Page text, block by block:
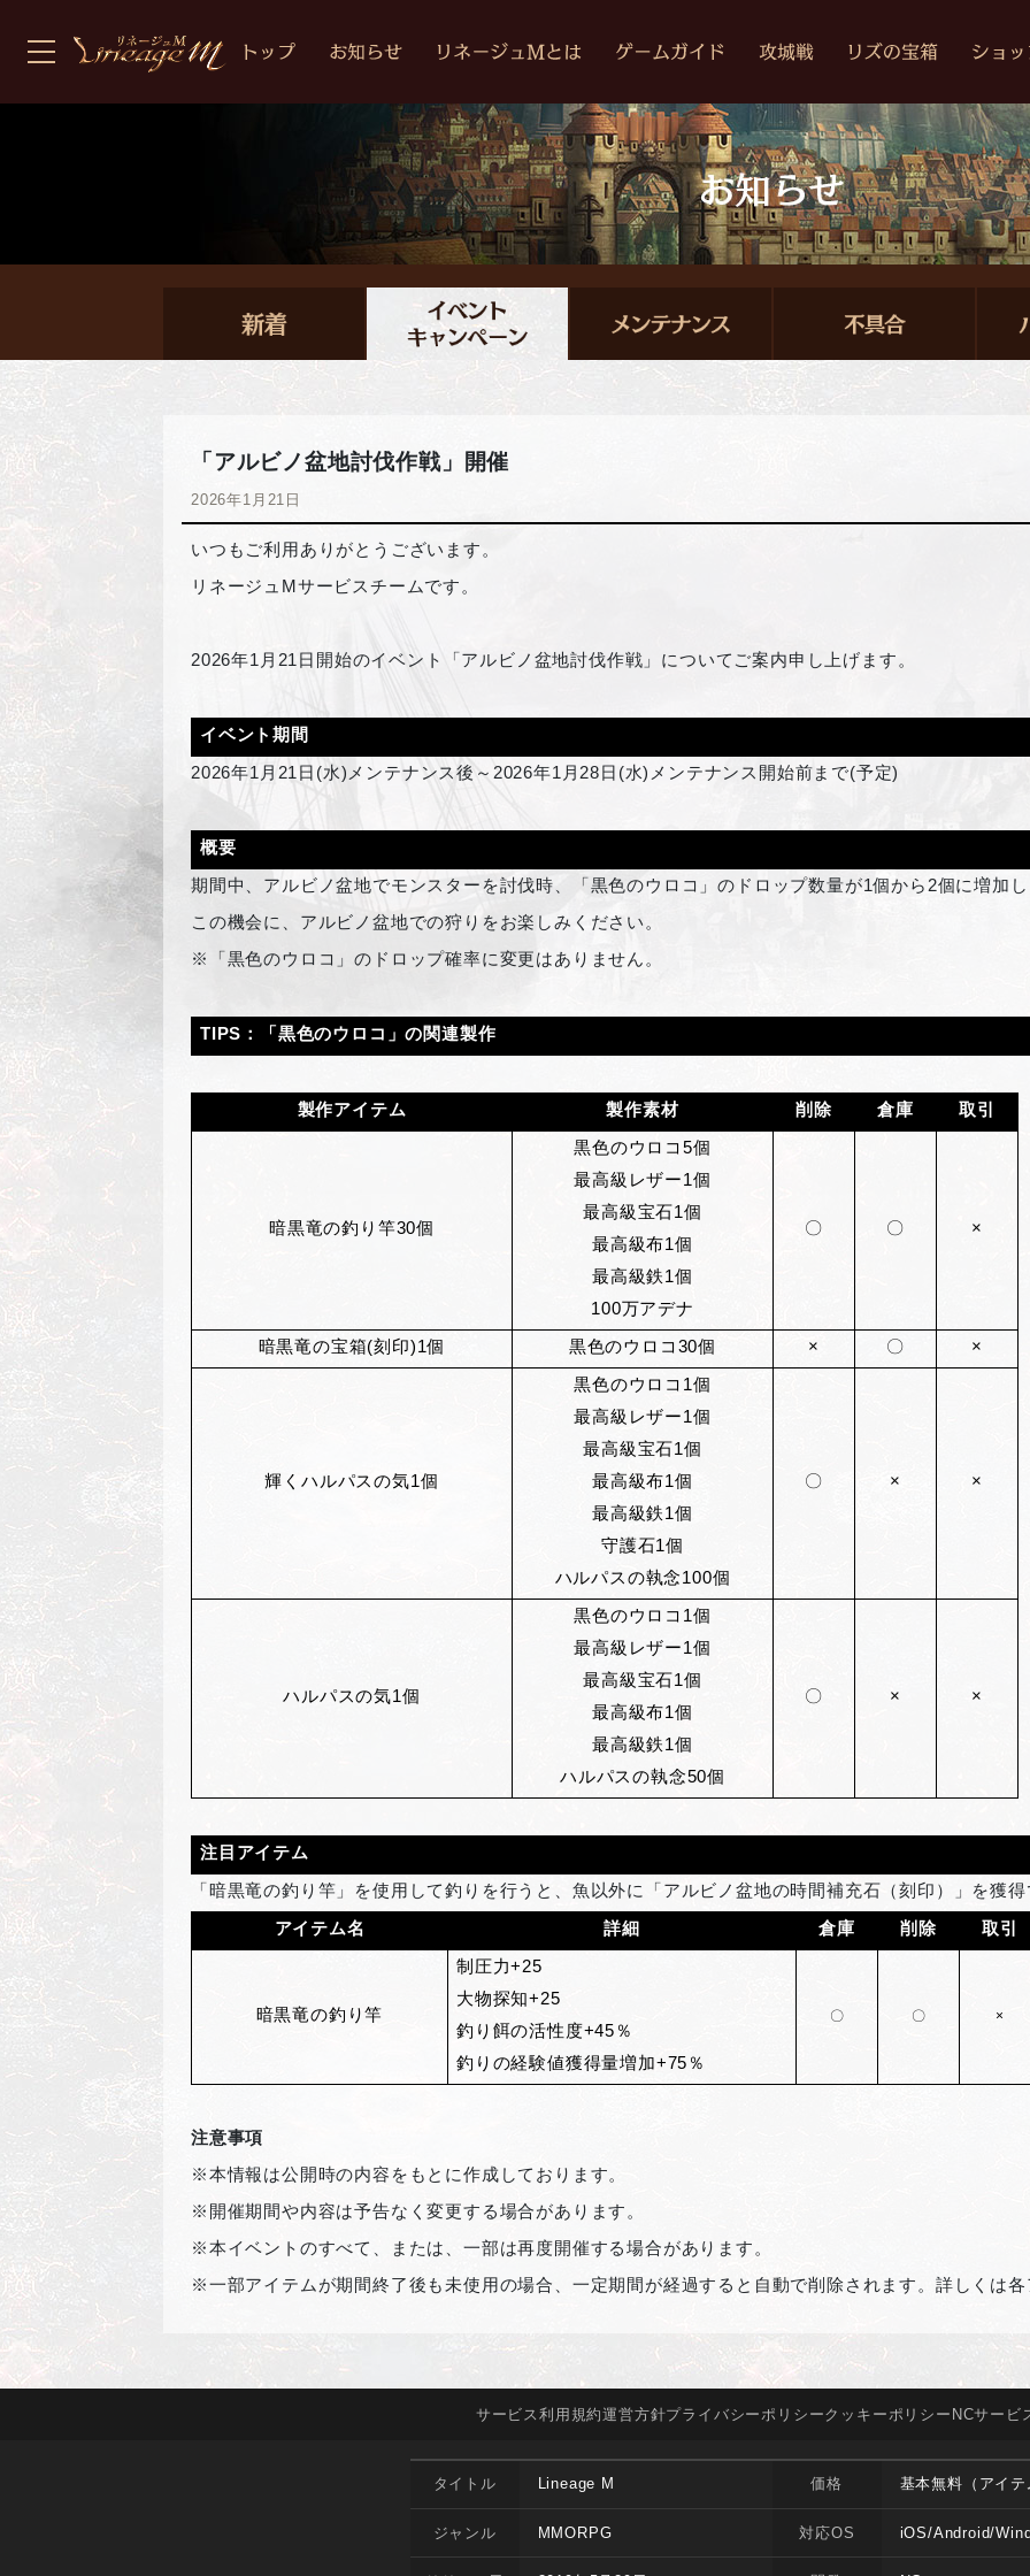
「アルビノ盆地討伐作戦」開催
2026年1月21日
いつもご利用ありがとうございます。
リネージュMサービスチームです。
2026年1月21日開始のイベント「アルビノ盆地討伐作戦」についてご案内申し上げます。
イベント期間
2026年1月21日(水)メンテナンス後～2026年1月28日(水)メンテナンス開始前まで(予定)
概要
期間中、アルビノ盆地でモンスターを討伐時、「黒色のウロコ」のドロップ数量が1個から2個に増加
この機会に、アルビノ盆地での狩りをお楽しみください。
※「黒色のウロコ」のドロップ確率に変更はありません。
TIPS ：「黒色のウロコ」の関連製作
製作アイテム 製作素材 削除 倉庫 取引
暗黒竜の釣り竿30個
黒色のウロコ5個
最高級レザー1個
最高級宝石1個
最高級布1個
最高級鉄1個
100万アデナ
〇 〇 ×
暗黒竜の宝箱(刻印)1個 黒色のウロコ30個 × 〇 ×
輝くハルパスの気1個
黒色のウロコ1個
最高級レザー1個
最高級宝石1個
最高級布1個
最高級鉄1個
守護石1個
ハルパスの執念100個
〇 × ×
ハルパスの気1個
黒色のウロコ1個
最高級レザー1個
最高級宝石1個
最高級布1個
最高級鉄1個
ハルパスの執念50個
〇 × ×
注目アイテム
「暗黒竜の釣り竿」を使用して釣りを行うと、魚以外に「アルビノ盆地の時間補充石（刻印）」を獲
アイテム名 詳細 倉庫 削除 取引
暗黒竜の釣り竿
制圧力+25
大物探知+25
釣り餌の活性度+45％
釣りの経験値獲得量増加+75％
〇 〇 ×
注意事項
※本情報は公開時の内容をもとに作成しております。
※開催期間や内容は予告なく変更する場合があります。
※本イベントのすべて、または、一部は再度開催する場合があります。
※一部アイテムが期間終了後も未使用の場合、一定期間が経過すると自動で削除されます。詳しくは
サービス 利用規約運営方針プライバシー ポリシークッキー ポリシー NCサービ
タイトル Lineage M
ジャンル MMORPG
価格 基本無料（アイ
対応OS iOS/Android/